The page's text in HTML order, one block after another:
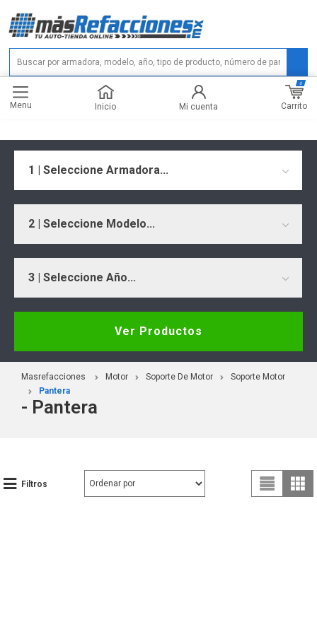
Menu Inicio Mi cuenta Carrito
0
1 | Seleccione Armadora...
2 | Seleccione Modelo...
3 | Seleccione Año...
Ver Productos
Masrefacciones Motor Soporte De Motor
Soporte Motor
Pantera
- Pantera
Filtros